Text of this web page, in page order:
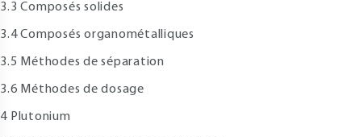
Composés solides
Composés organométalliques
Méthodes de séparation
Méthodes de dosage
Plutonium